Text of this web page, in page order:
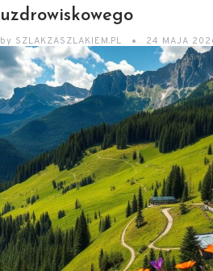
uzdrowiskowego
by SZLAKZASZLAKIEM.PL 24 MAJA